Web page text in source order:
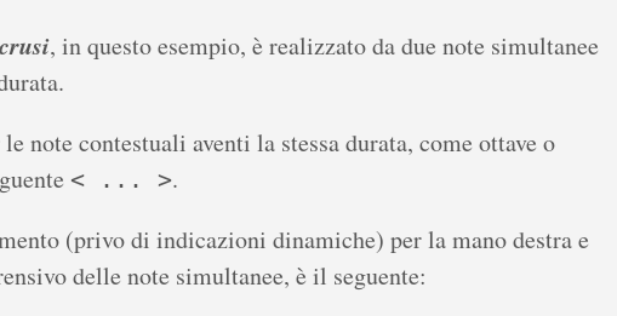
, in questo esempio, è realizzato da due note simultanee
note contestuali aventi la stessa durata, come ottave o
< ... >.
(privo di indicazioni dinamiche) per la mano destra e
delle note simultanee, è il seguente: